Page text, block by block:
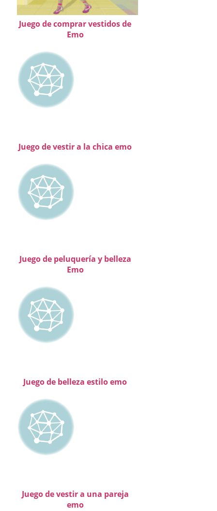
Juego de comprar vestidos de
Emo
Juego de vestir a la chica emo
Juego de peluquería y belleza
Emo
Juego de belleza estilo emo
Juego de vestir a una pareja
emo